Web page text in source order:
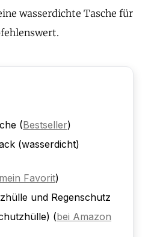
wasserdichte Tasche für
(Bestseller)
(wasserdicht)
mein Favorit)
und Regenschutz
(bei Amazon